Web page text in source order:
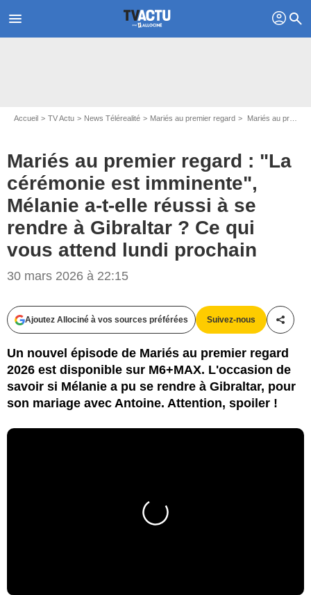
menu profil search
Accueil TV Actu News Télérealité Mariés au premier regard Mariés au premier regard : "La cérémonie est imminente", Mélanie a-t-elle réussi à se rendre à Gibraltar ? Ce qui vous attend lundi prochain
Mariés au premier regard : "La
cérémonie est imminente",
Mélanie a-t-elle réussi à se
rendre à Gibraltar ? Ce qui
vous attend lundi prochain
30 mars 2026 à 22:15
Ajoutez Allociné à vos sources préférées Suivez-nous
Un nouvel épisode de Mariés au premier regard
2026 est disponible sur M6+MAX. L'occasion de
savoir si Mélanie a pu se rendre à Gibraltar, pour
son mariage avec Antoine. Attention, spoiler !